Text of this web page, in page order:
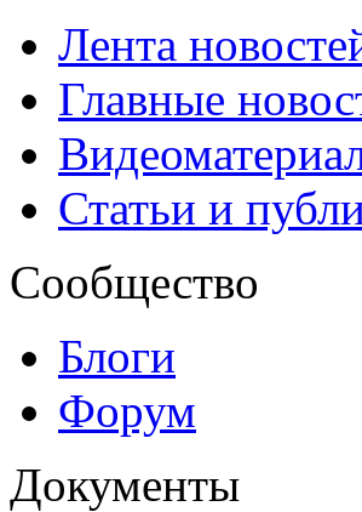
Лента
Главные
Статьи и
Сообщество
Блоги
Форум
Документы